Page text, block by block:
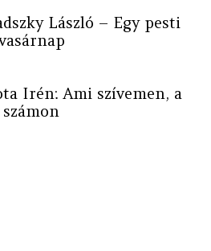
László – Egy pesti
Irén: Ami szívemen, a
számon